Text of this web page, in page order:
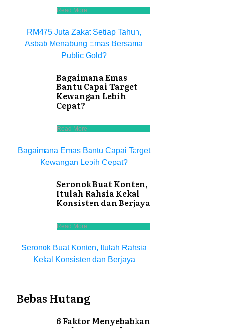
Read More
RM475 Juta Zakat Setiap Tahun,
Asbab Menabung Emas Bersama
Public Gold?
Bagaimana Emas
Bantu Capai Target
Kewangan Lebih
Cepat?
Read More
Bagaimana Emas Bantu Capai Target
Kewangan Lebih Cepat?
Seronok Buat Konten,
Itulah Rahsia Kekal
Konsisten dan Berjaya
Read More
Seronok Buat Konten, Itulah Rahsia
Kekal Konsisten dan Berjaya
Bebas Hutang
6 Faktor Menyebabkan